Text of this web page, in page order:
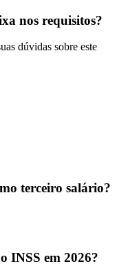
nos requisitos?
dúvidas sobre este
terceiro salário?
INSS em 2026?